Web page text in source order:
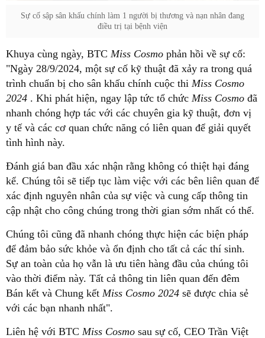
Sự cố sập sân khấu chính làm 1 người bị thương và nạn nhân đang
điều trị tại bệnh viện
Khuya cùng ngày, BTC Miss Cosmo phản hồi về sự cố:
"Ngày 28/9/2024, một sự cố kỹ thuật đã xảy ra trong quá
trình chuẩn bị cho sân khấu chính cuộc thi Miss Cosmo
2024 . Khi phát hiện, ngay lập tức tổ chức Miss Cosmo đã
nhanh chóng hợp tác với các chuyên gia kỹ thuật, đơn vị
y tế và các cơ quan chức năng có liên quan để giải quyết
tình hình này.
Đánh giá ban đầu xác nhận rằng không có thiệt hại đáng
kể. Chúng tôi sẽ tiếp tục làm việc với các bên liên quan để
xác định nguyên nhân của sự việc và cung cấp thông tin
cập nhật cho công chúng trong thời gian sớm nhất có thể.
Chúng tôi cũng đã nhanh chóng thực hiện các biện pháp
để đảm bảo sức khỏe và ổn định cho tất cả các thí sinh.
Sự an toàn của họ vẫn là ưu tiên hàng đầu của chúng tôi
vào thời điểm này. Tất cả thông tin liên quan đến đêm
Bán kết và Chung kết Miss Cosmo 2024 sẽ được chia sẻ
với các bạn nhanh nhất".
Liên hệ với BTC Miss Cosmo sau sự cố, CEO Trần Việt